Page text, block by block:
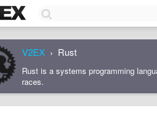
V2EX › Rust
Rust is a systems programming
races.